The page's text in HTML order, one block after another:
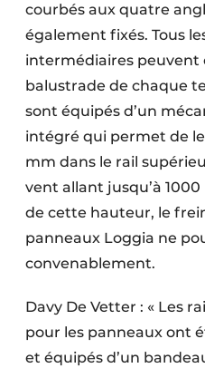
courbés aux quatre
également fixés. Tous
intermédiaires peuvent
balustrade de chaque
sont équipés d’un
intégré qui permet de
mm dans le rail
vent allant jusqu’à
de cette hauteur, le
panneaux Loggia ne
convenablement.
Davy De Vetter : « Les
pour les panneaux ont
et équipés d’un